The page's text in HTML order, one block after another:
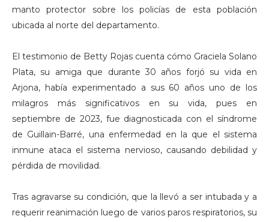
manto protector sobre los policías de esta población
ubicada al norte del departamento.
El testimonio de Betty Rojas cuenta cómo Graciela Solano
Plata, su amiga que durante 30 años forjó su vida en
Arjona, había experimentado a sus 60 años uno de los
milagros más significativos en su vida, pues en
septiembre de 2023, fue diagnosticada con el síndrome
de Guillain-Barré, una enfermedad en la que el sistema
inmune ataca el sistema nervioso, causando debilidad y
pérdida de movilidad.
Tras agravarse su condición, que la llevó a ser intubada y a
requerir reanimación luego de varios paros respiratorios, su